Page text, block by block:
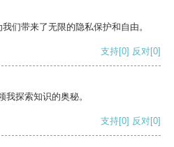
们带来了无限的隐私保护和自由。
支持[0] 反对[0]
探索知识的奥秘。
支持[0] 反对[0]